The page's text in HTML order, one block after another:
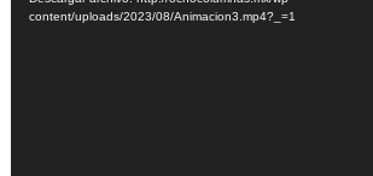
content/uploads/2023/08/Animacion3.mp4?_=1